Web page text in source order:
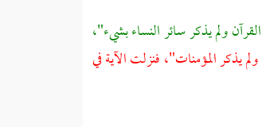
ولم يذكر سائر النساء بشيء"،
يذكر المؤمنات"، فنزلت الآية في